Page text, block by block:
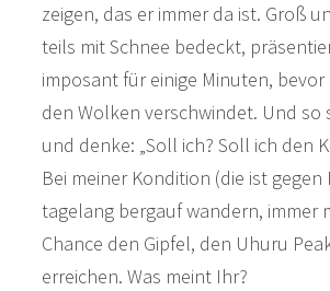
zeigen, das er immer da ist. Groß
teils mit Schnee bedeckt,
imposant für einige Minuten, bevor
den Wolken verschwindet. Und so
und denke: „Soll ich? Soll ich den
Bei meiner Kondition (die ist gegen
tagelang bergauf wandern, immer
Chance den Gipfel, den Uhuru
erreichen. Was meint Ihr?